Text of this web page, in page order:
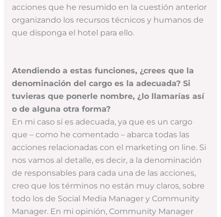
acciones que he resumido en la cuestión anterior
organizando los recursos técnicos y humanos de
que disponga el hotel para ello.
Atendiendo a estas funciones, ¿crees que la
denominación del cargo es la adecuada? Si
tuvieras que ponerle nombre, ¿lo llamarías así
o de alguna otra forma?
En mi caso sí es adecuada, ya que es un cargo
que – como he comentado – abarca todas las
acciones relacionadas con el marketing on line. Si
nos vamos al detalle, es decir, a la denominación
de responsables para cada una de las acciones,
creo que los términos no están muy claros, sobre
todo los de Social Media Manager y Community
Manager. En mi opinión, Community Manager